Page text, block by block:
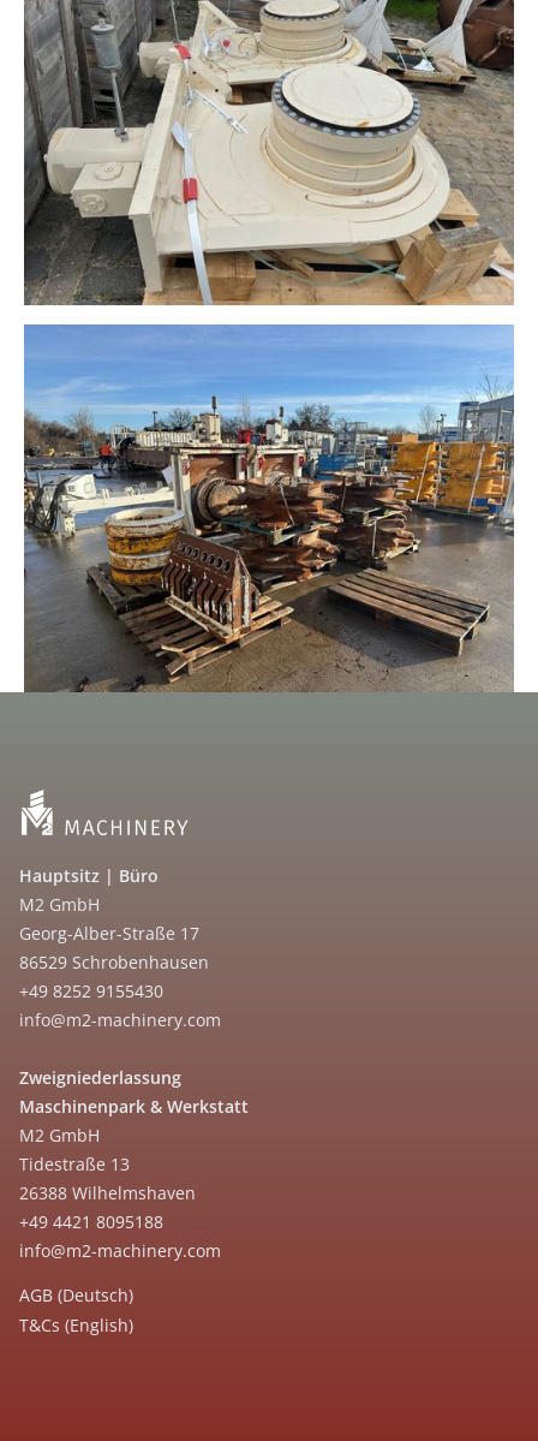
Hauptsitz | Büro
M2 GmbH
Georg-Alber-Straße 17
86529 Schrobenhausen
+49 8252 9155430
info@m2-machinery.com
Zweigniederlassung
Maschinenpark & Werkstatt
M2 GmbH
Tidestraße 13
26388 Wilhelmshaven
+49 4421 8095188
info@m2-machinery.com
AGB (Deutsch)
T&Cs (English)